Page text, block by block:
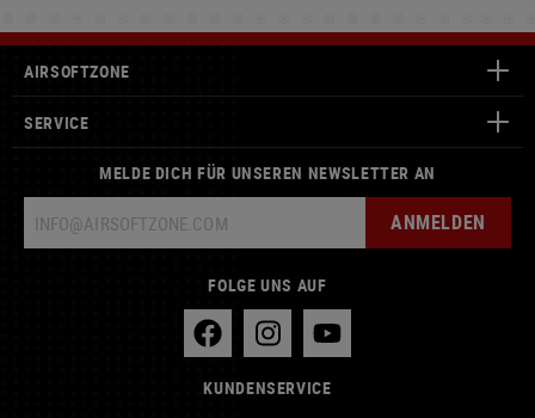
AIRSOFTZONE
SERVICE
MELDE DICH FÜR UNSEREN NEWSLETTER AN
ANMELDEN
FOLGE UNS AUF
KUNDENSERVICE